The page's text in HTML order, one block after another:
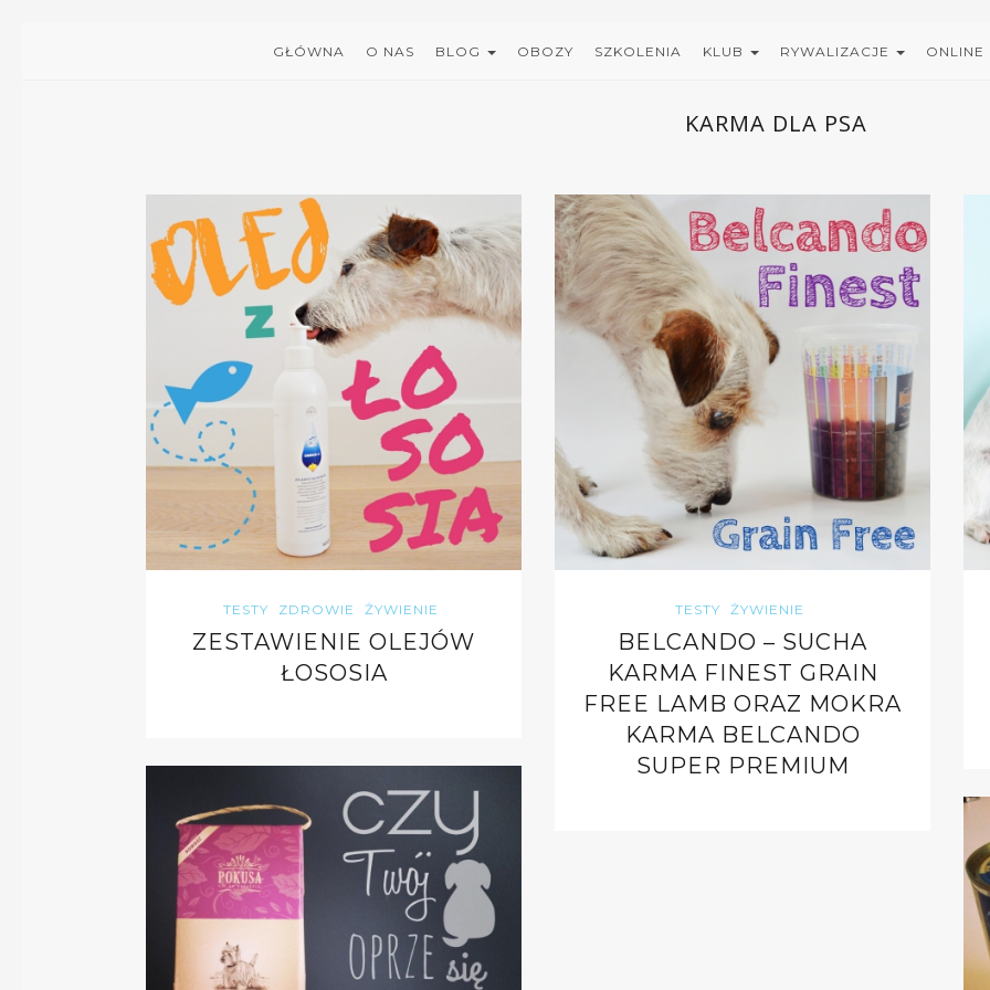
GŁÓWNA O NAS BLOG OBOZY SZKOLENIA KLUB RYWALIZACJE ONLINE
KARMA DLA PSA
TESTY ZDROWIE ŻYWIENIE
ZESTAWIENIE OLEJÓW
ŁOSOSIA
TESTY ŻYWIENIE
BELCANDO – SUCHA
KARMA FINEST GRAIN
FREE LAMB ORAZ MOKRA
KARMA BELCANDO
SUPER PREMIUM